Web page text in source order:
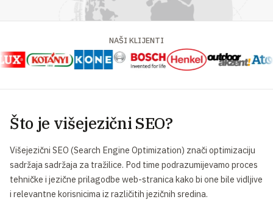
NAŠI KLIJENTI
Što je višejezični SEO?
Višejezični SEO (Search Engine Optimization) znači optimizaciju
sadržaja sadržaja za tražilice. Pod time podrazumijevamo proces
tehničke i jezične prilagodbe web-stranica kako bi one bile vidljive
i relevantne korisnicima iz različitih jezičnih sredina.